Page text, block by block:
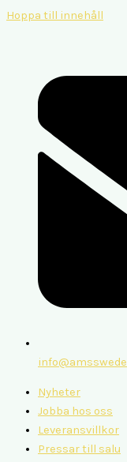
Hoppa till innehåll
Nyheter
Jobba hos oss
Leveransvillkor
Pressar till salu